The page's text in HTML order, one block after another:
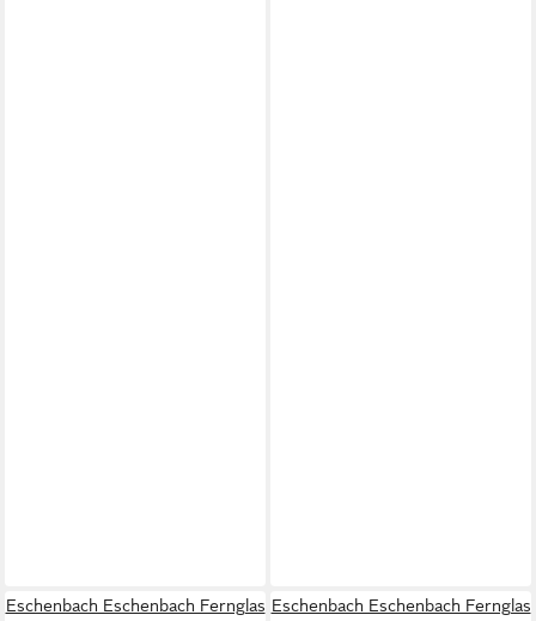
Eschenbach Eschenbach Fernglas Eschenbach Eschenbach Fernglas